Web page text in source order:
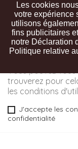
Recevez nos
Vous pouvez
trouverez pour
les conditions
J'accepte les
confidentialité
Les cookies
votre expérience
utilisons
fins publicitaires
notre Déclaration
Politique relative